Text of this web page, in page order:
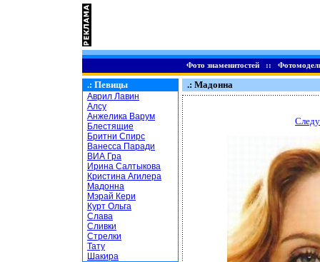
Фото знаменитостей::
.: Певицы
Аврил Лавин
Алсу
Анжелика Варум
Блестящие
Бритни Спирс
Ванесса Паради
ВИА Гра
Ирина Салтыкова
Кристина Агилера
Мадонна
Мэрай Кери
Курт Ольга
Слава
Сливки
Стрелки
Тату
Шакира
.: Мадонна